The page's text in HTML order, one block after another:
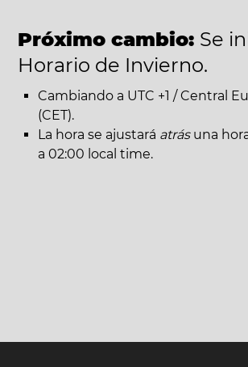
Próximo cambio: Se
Horario de Invierno.
Cambiando a UTC +1 / Central
(CET).
La hora se ajustará atrásuna
a 02:00 local time.